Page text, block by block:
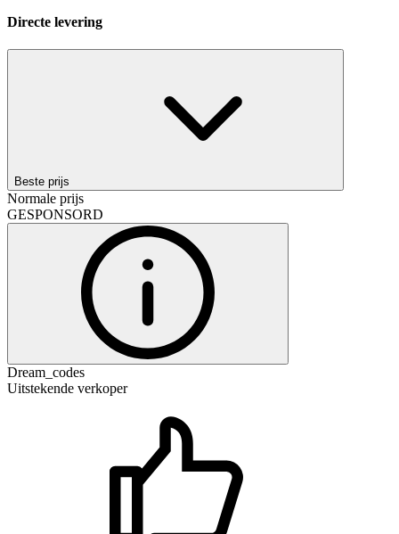
Directe levering
Beste prijs
Normale prijs
GESPONSORD
Dream_codes
Uitstekende verkoper